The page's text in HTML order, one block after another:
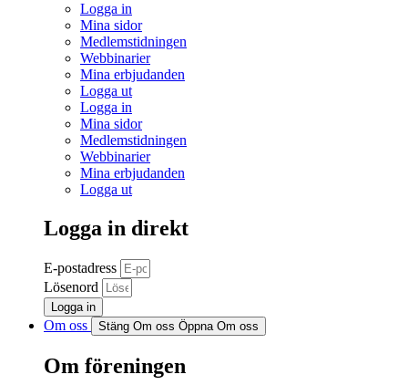
Logga in
Mina sidor
Medlemstidningen
Webbinarier
Mina erbjudanden
Logga ut
Logga in
Mina sidor
Medlemstidningen
Webbinarier
Mina erbjudanden
Logga ut
Logga in direkt
E-postadress
Lösenord
Logga in
Om oss Stäng Om oss Öppna Om oss
Om föreningen